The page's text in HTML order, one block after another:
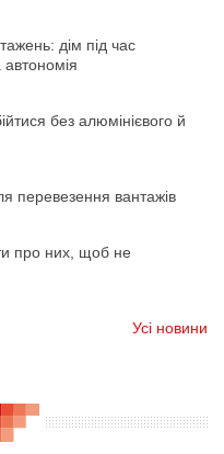
дім під час
автономія
без алюмінієвого й
перевезення вантажів
про них, щоб не
Усі новини